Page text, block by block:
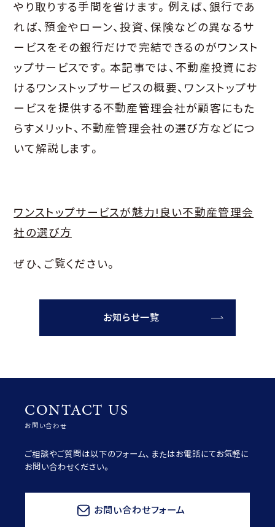
やり取りする手間を省けます。例えば、銀行であ
れば、預金やローン、投資、保険などの異なるサ
ービスをその銀行だけで完結できるのがワンスト
ップサービスです。本記事では、不動産投資にお
けるワンストップサービスの概要、ワンストップサ
ービスを提供する不動産管理会社が顧客にもた
らすメリット、不動産管理会社の選び方などにつ
いて解説します。
ワンストップサービスが魅力!良い不動産管理会
社の選び方
ぜひ、ご覧ください。
お知らせ一覧
CONTACT US
お問い合わせ
ご相談やご質問は以下のフォーム、またはお電話にてお気軽に
お問い合わせください。
お問い合わせフォーム